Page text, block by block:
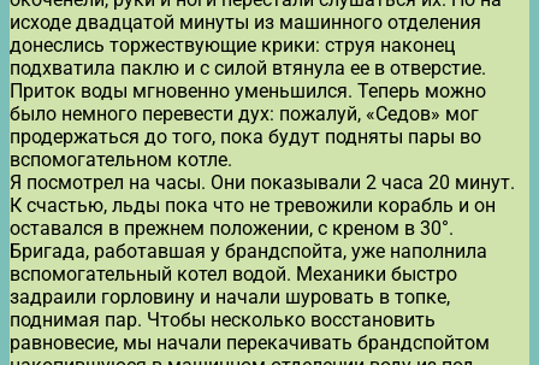
исходе двадцатой минуты из машинного отделения
донеслись торжествующие крики: струя наконец
подхватила паклю и с силой втянула ее в отверстие.
Приток воды мгновенно уменьшился. Теперь можно
было немного перевести дух: пожалуй, «Седов» мог
продержаться до того, пока будут подняты пары во
вспомогательном котле.
Я посмотрел на часы. Они показывали 2 часа 20 минут.
К счастью, льды пока что не тревожили корабль и он
оставался в прежнем положении, с креном в 30°.
Бригада, работавшая у брандспойта, уже наполнила
вспомогательный котел водой. Механики быстро
задраили горловину и начали шуровать в топке,
поднимая пар. Чтобы несколько восстановить
равновесие, мы начали перекачивать брандспойтом